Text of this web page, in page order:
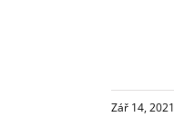
Zář 14, 2021